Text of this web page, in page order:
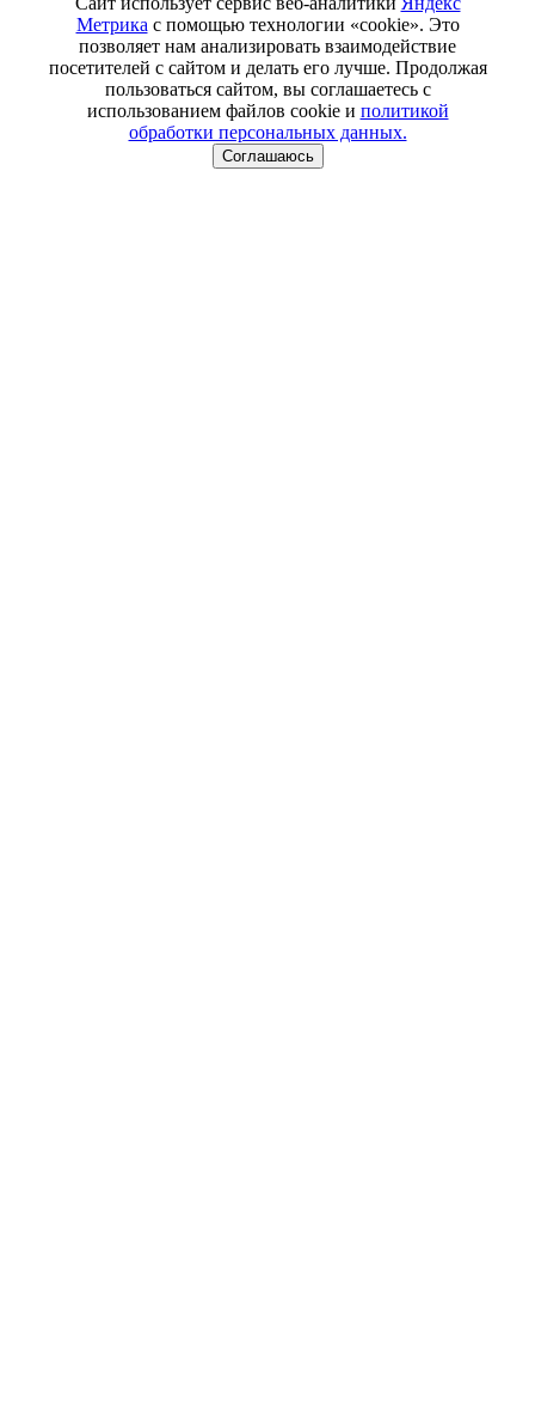
Метрика с помощью технологии «cookie». Это
позволяет нам анализировать взаимодействие
посетителей с сайтом и делать его лучше. Продолжая
пользоваться сайтом, вы соглашаетесь с
использованием файлов cookie и политикой
обработки персональных данных.
Соглашаюсь